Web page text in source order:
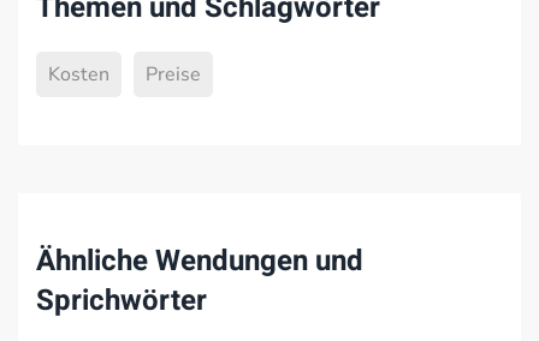
Kosten Preise
Ähnliche Wendungen und
Sprichwörter